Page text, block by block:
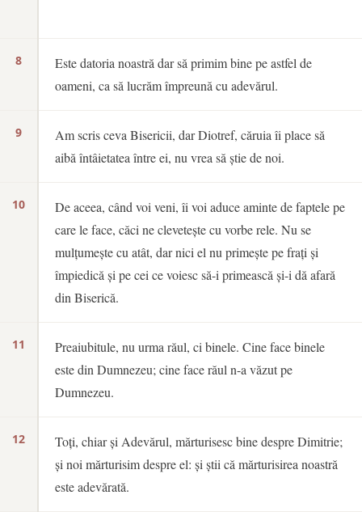
8
9
10
11
12
Este datoria noastră dar să primim bine pe astfel de
oameni, ca să lucrăm împreună cu adevărul.
Am scris ceva Bisericii, dar Diotref, căruia îi place să
aibă întâietatea între ei, nu vrea să știe de noi.
De aceea, când voi veni, îi voi aduce aminte de faptele pe
care le face, căci ne clevetește cu vorbe rele. Nu se
mulțumește cu atât, dar nici el nu primește pe frați și
împiedică și pe cei ce voiesc să-i primească și-i dă afară
din Biserică.
Preaiubitule, nu urma răul, ci binele. Cine face binele
este din Dumnezeu; cine face răul n-a văzut pe
Dumnezeu.
Toți, chiar și Adevărul, mărturisesc bine despre Dimitrie;
și noi mărturisim despre el: și știi că mărturisirea noastră
este adevărată.